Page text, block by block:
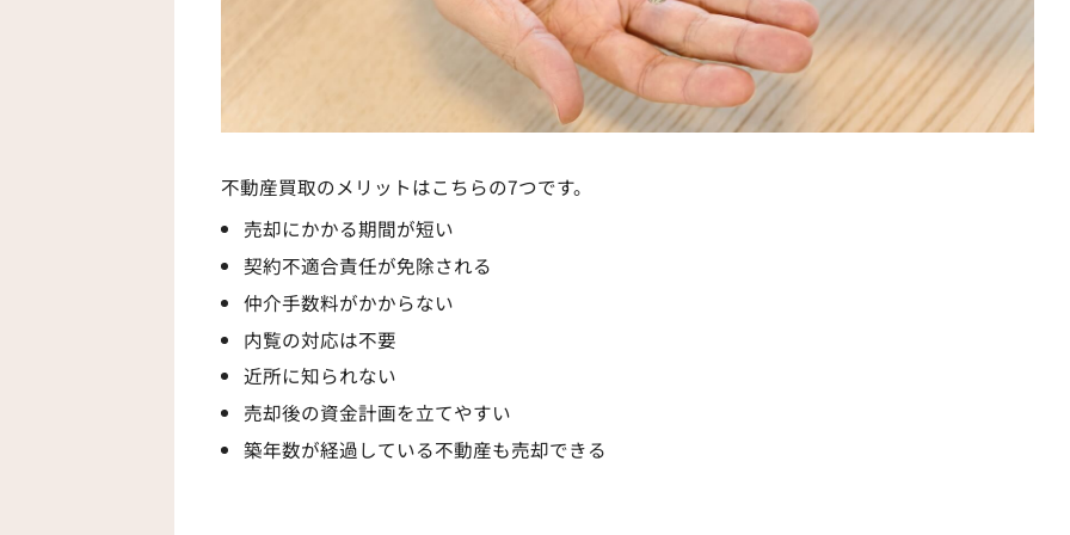
不動産買取のメリットはこちらの7つです。
売却にかかる期間が短い
契約不適合責任が免除される
仲介手数料がかからない
内覧の対応は不要
近所に知られない
売却後の資金計画を立てやすい
築年数が経過している不動産も売却できる